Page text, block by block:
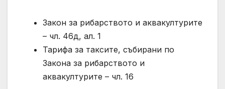
Закон за рибарството и аквакултурите
– чл. 46д, ал. 1
Тарифа за таксите, събирани по
Закона за рибарството и
аквакултурите – чл. 16